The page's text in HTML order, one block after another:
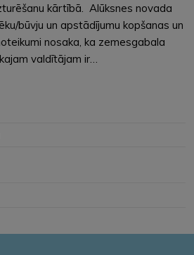
kārtībā. Alūksnes novada
būvju un apstādījumu kopšanas un
nosaka, ka zemesgabala
valdītājam ir…